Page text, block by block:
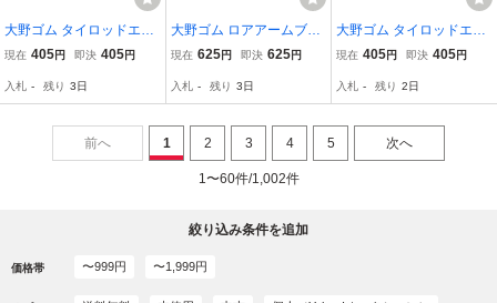
大野ゴム タイロッドエン
ドカバー アルティス デル
CV35N SXV20N SXV25N
CB21G YB20G YB21G ゴ
現在 405円 即決 405円
入札 - 残り 3日
大野ゴム ロアアームブー
ツ トヨタ bB コペン パッ
21 QNC25 LA400A LA30
0A LA310A
現在 625円 即決 625円
入札 - 残り 3日
大野ゴム タイロッドエン
ドカバー ニッサン キュー
チ ブルーバード BNZ11 B
Z11 G11 KG11 NG11
現在 405円 即決 405円
入札 - 残り 2日
前へ 1 2 3 4 5 次へ
1〜60件/1,002件
絞り込み条件を追加
価格帯 〜999円 〜1,999円